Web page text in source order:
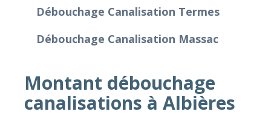
Débouchage Canalisation Termes
Débouchage Canalisation Massac
Montant débouchage
canalisations à Albières